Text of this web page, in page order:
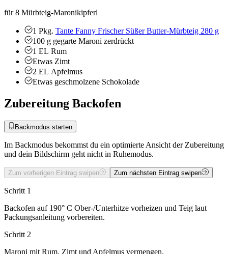
für 8 Mürbteig-Maronikipferl
1 Pkg. Tante Fanny Frischer Süßer Butter-Mürbteig 280 g
100 g gegarte Maroni zerdrückt
1 EL Rum
Etwas Zimt
2 EL Apfelmus
Etwas geschmolzene Schokolade
Zubereitung Backofen
Backmodus starten
Im Backmodus bekommst du ein optimierte Ansicht der Zubereitung
und dein Bildschirm geht nicht in Ruhemodus.
Zum vorherigen Eintrag swipen Zum nächsten Eintrag swipen
Schritt 1
Backofen auf 190° C Ober-/Unterhitze vorheizen und Teig laut
Packungsanleitung vorbereiten.
Schritt 2
Maroni mit Rum, Zimt und Apfelmus vermengen.